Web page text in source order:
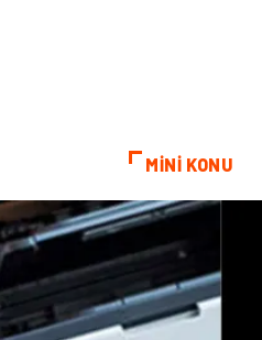
MİNİ KONU